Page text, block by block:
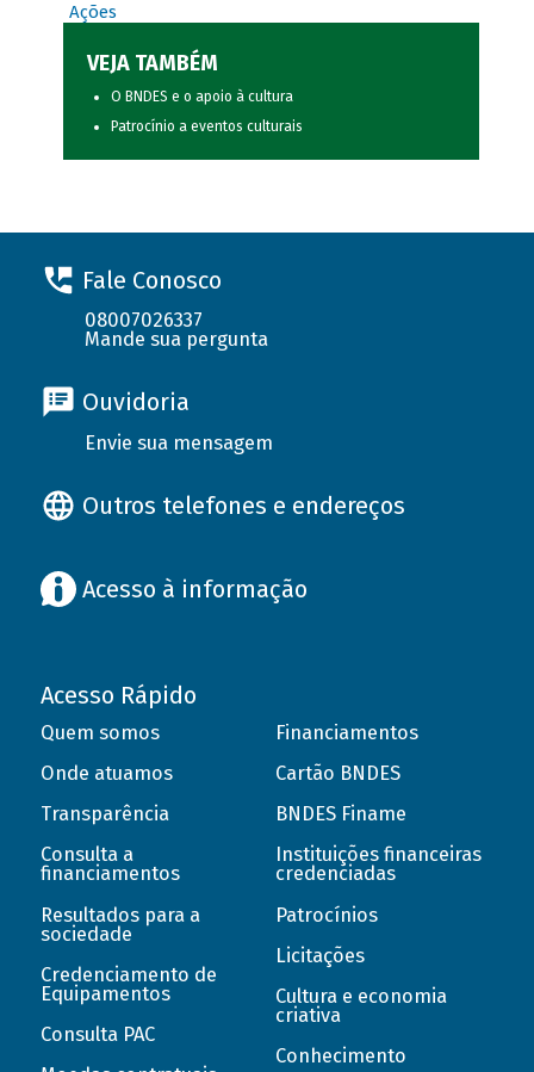
Ações
VEJA TAMBÉM
O BNDES e o apoio à cultura
Patrocínio a eventos culturais
Fale Conosco
08007026337
Mande sua pergunta
Ouvidoria
Envie sua mensagem
Outros telefones e endereços
Acesso à informação
Acesso Rápido
Quem somos
Onde atuamos
Transparência
Consulta a
financiamentos
Resultados para a
sociedade
Credenciamento de
Equipamentos
Consulta PAC
Financiamentos
Cartão BNDES
BNDES Finame
Instituições financeiras
credenciadas
Patrocínios
Licitações
Cultura e economia
criativa
Conhecimento